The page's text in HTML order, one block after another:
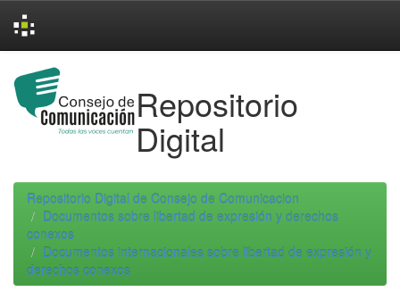
navigation
Repositorio
Digital
Repositorio Digital de Consejo de Comunicacion
Documentos sobre libertad de expresión y derechos
conexos
Documentos internacionales sobre libertad de expresión y
derechos conexos